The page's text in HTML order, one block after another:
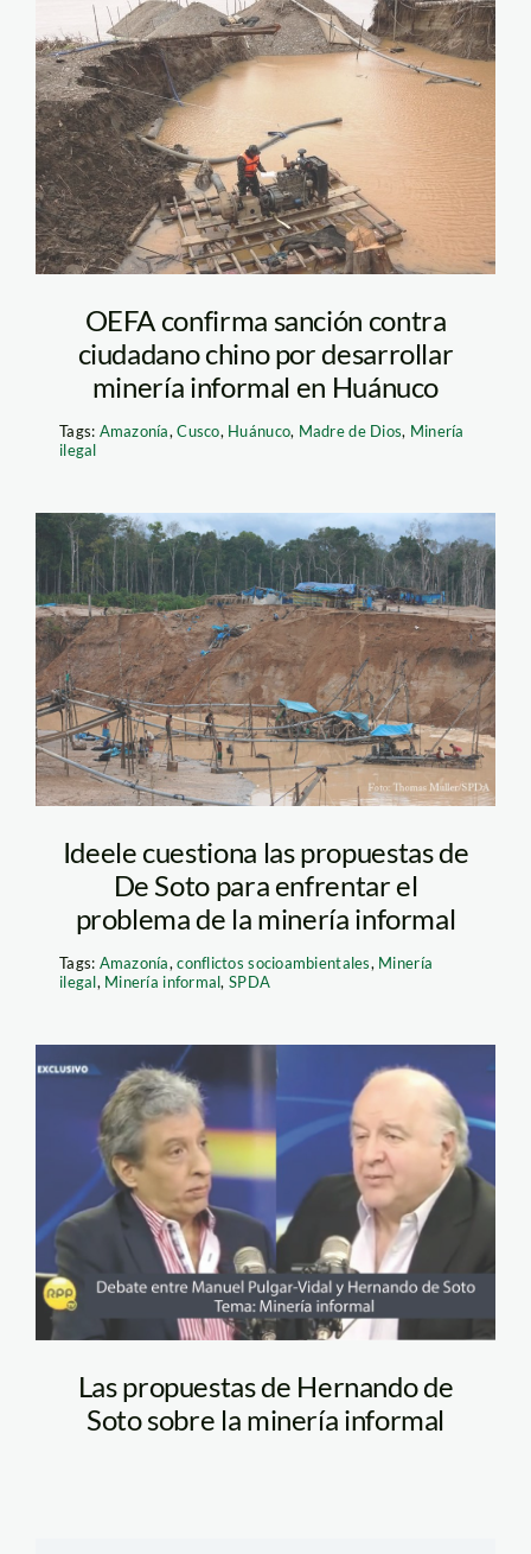
minería
ilegal_huánuco_andina
OEFA confirma sanción contra
ciudadano chino por desarrollar
minería informal en Huánuco
Tags: Amazonía,Cusco, Huánuco, Madre de Dios, Minería
ilegal
minería_thomas
Ideele cuestiona las propuestas de
De Soto para enfrentar el
problema de la minería informal
Tags: Amazonía,conflictos socioambientales, Minería
ilegal, Minería informal,SPDA
pulgarvidal y de
soto_RPP
Las propuestas de Hernando de
Soto sobre la minería informal